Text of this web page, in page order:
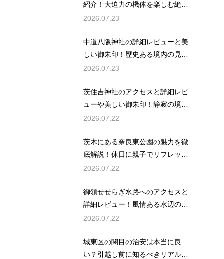
紹介！大迫力の機体を楽しむ絶好
場
2026.07.23
中道八阪神社の詳細レビューと美
しい御朱印！歴史ある境内の見所
を
2026.07.23
茨住吉神社のアクセスと詳細レビ
ューや美しい御朱印！静寂の境内
へ
2026.07.22
茨木にある奈良東公園の魅力を徹
底解説！休日に親子でリフレッシ
ュ
2026.07.22
御領せせらぎ水路へのアクセスと
詳細レビュー！風情ある水辺の散
策を
2026.07.22
城東区の関目の治安は本当に良
い？引越し前に知るべきリアルな